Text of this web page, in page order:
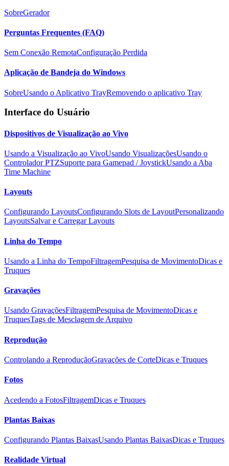
SobreGerador
Perguntas Frequentes (FAQ)
Sem Conexão RemotaConfiguração Perdida
Aplicação de Bandeja do Windows
SobreUsando o Aplicativo TrayRemovendo o aplicativo Tray
Interface do Usuário
Dispositivos de Visualização ao Vivo
Usando a Visualização ao VivoUsando VisualizaçõesUsando o
Controlador PTZSuporte para Gamepad / JoystickUsando a Aba
Time Machine
Layouts
Configurando LayoutsConfigurando Slots de LayoutPersonalizando
LayoutsSalvar e Carregar Layouts
Linha do Tempo
Usando a Linha do TempoFiltragemPesquisa de MovimentoDicas e
Truques
Gravações
Usando GravaçõesFiltragemPesquisa de MovimentoDicas e
TruquesTags de Mesclagem de Arquivo
Reprodução
Controlando a ReproduçãoGravações de CorteDicas e Truques
Fotos
Acedendo a FotosFiltragemDicas e Truques
Plantas Baixas
Configurando Plantas BaixasUsando Plantas BaixasDicas e Truques
Realidade Virtual